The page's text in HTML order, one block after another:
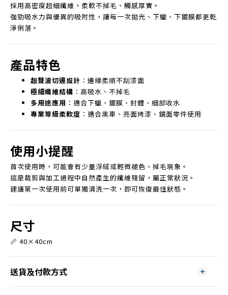
採用高密度超細纖維，柔軟不掉毛、觸感厚實。
強勁吸水力與優異的吸附性，讓每一次拋光、下蠟、下鍍膜都更乾
淨俐落。
產品特色
超聲波切邊設計 ：邊緣柔順不刮漆面
極細纖維結構 ：高吸水、不掉毛
多用途應用 ：適合下蠟、鍍膜、封體、細部收水
專業等級柔軟度 ：適合黑車、亮面烤漆、鏡面零件使用
使用小提醒
首次使用時，可能會有少量浮絨或輕微褪色、掉毛現象。
這是裁剪與加工過程中自然產生的纖維殘留，屬正常狀況。
建議第一次使用前可單獨清洗一次，即可恢復最佳狀態。
尺寸
📏 40×40cm
送貨及付款方式